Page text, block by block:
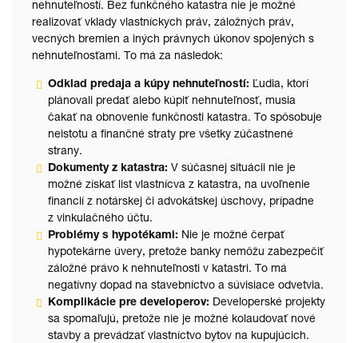
nehnuteľností. Bez funkčného katastra nie je možné
realizovať vklady vlastníckych práv, záložných práv,
vecných bremien a iných právnych úkonov spojených s
nehnuteľnosťami. To má za následok:
Odklad predaja a kúpy nehnuteľností: Ľudia, ktorí
plánovali predať alebo kúpiť nehnuteľnosť, musia
čakať na obnovenie funkčnosti katastra. To spôsobuje
neistotu a finančné straty pre všetky zúčastnené
strany.
Dokumenty z katastra: V súčasnej situácii nie je
možné získať list vlastnícva z katastra, na uvoľnenie
financií z notárskej či advokátskej úschovy, prípadne
z vinkulačného účtu.
Problémy s hypotékami: Nie je možné čerpať
hypotekárne úvery, pretože banky nemôžu zabezpečiť
záložné právo k nehnuteľnosti v katastri. To má
negatívny dopad na stavebníctvo a súvisiace odvetvia.
Komplikácie pre developerov: Developerské projekty
sa spomaľujú, pretože nie je možné kolaudovať nové
stavby a prevádzať vlastníctvo bytov na kupujúcich.